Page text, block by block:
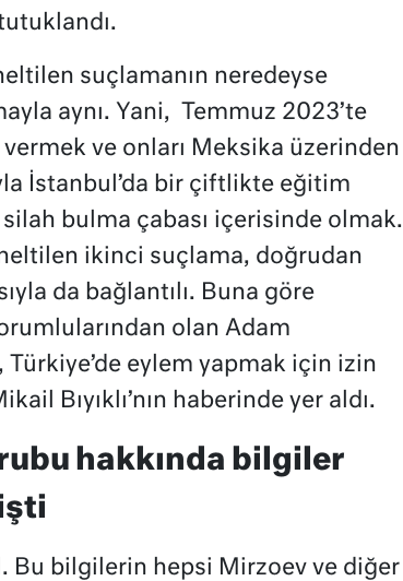
suçlamanın neredeyse
aynı. Yani, Temmuz 2023’te
ve onları Meksika üzerinden
İstanbul’da bir çiftlikte eğitim
silah bulma çabası içerisinde olmak.
ikinci suçlama, doğrudan
da bağlantılı. Buna göre
olan Adam
Türkiye’de eylem yapmak için izin
Bıyıklı’nın haberinde yer aldı.
hakkında bilgiler
Bu bilgilerin hepsi Mirzoev ve diğer